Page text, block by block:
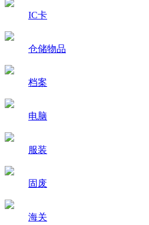
IC卡
仓储物品
档案
电脑
服装
固废
海关